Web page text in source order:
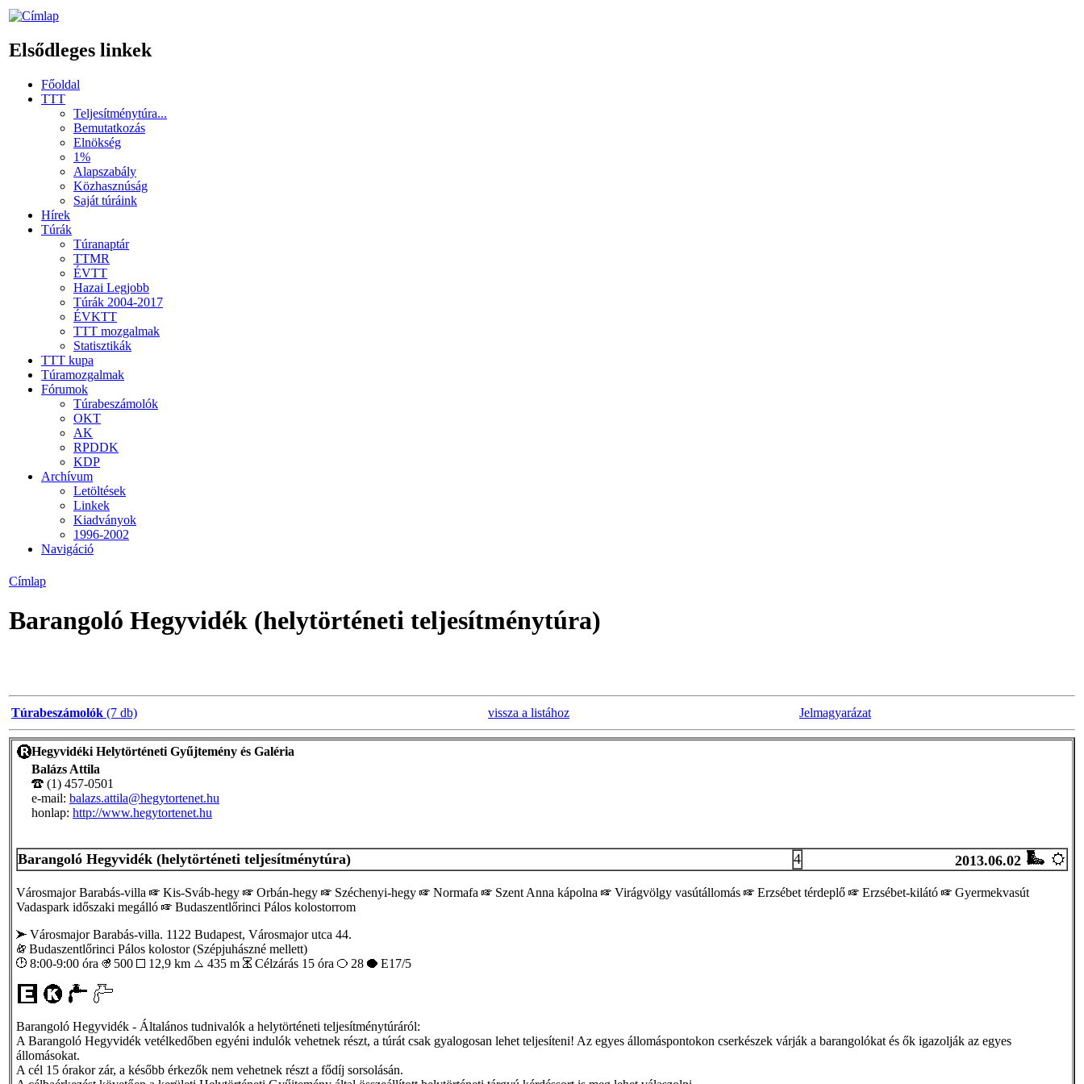
Elsődleges linkek
Főoldal
TTT
Teljesítménytúra...
Bemutatkozás
Elnökség
1%
Alapszabály
Közhasznúság
Saját túráink
Hírek
Túrák
Túranaptár
TTMR
ÉVTT
Hazai Legjobb
Túrák 2004-2017
ÉVKTT
TTT mozgalmak
Statisztikák
TTT kupa
Túramozgalmak
Fórumok
Túrabeszámolók
OKT
AK
RPDDK
KDP
Archívum
Letöltések
Linkek
Kiadványok
1996-2002
Navigáció
Címlap
Barangoló Hegyvidék (helytörténeti teljesítménytúra)
Túrabeszámolók (7 db) vissza a listához Jelmagyarázat
Hegyvidéki Helytörténeti Gyűjtemény és Galéria
Balázs Attila
(1) 457-0501
e-mail: balazs.attila@hegytortenet.hu
honlap: http://www.hegytortenet.hu
Barangoló Hegyvidék (helytörténeti teljesítménytúra) 4 2013.06.02
Városmajor Barabás-villa Kis-Sváb-hegy Orbán-hegy Széchenyi-hegy Normafa Szent Anna kápolna Virágvölgy vasútállomás Erzsébet térdeplő Erzsébet-kilátó
Gyermekvasút
Vadaspark időszaki megálló
Budaszentlőrinci Pálos kolostorrom
Városmajor Barabás-villa. 1122 Budapest, Városmajor utca 44.
Budaszentlőrinci Pálos kolostor (Szépjuhászné mellett)
8:00-9:00 óra
500 12,9 km 435 m Célzárás 15 óra 28 E17/5
Barangoló Hegyvidék - Általános tudnivalók a helytörténeti teljesítménytúráról:
A Barangoló Hegyvidék vetélkedőben egyéni indulók vehetnek részt, a túrát csak gyalogosan lehet teljesíteni! Az egyes állomáspontokon cserkészek várják a barangolókat és ők igazolják az egyes
állomásokat.
A cél 15 órakor zár, a később érkezők nem vehetnek részt a fődíj sorsolásán.